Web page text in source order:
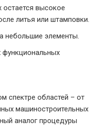
высокое
литья или штамповки.
небольшие элементы.
функциональных
спектре областей – от
машиностроительных
аналог процедуры